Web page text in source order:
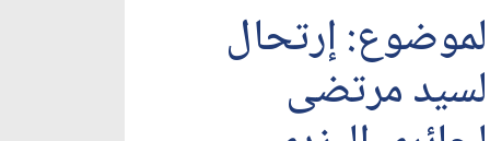
إرتحال
مرتضى